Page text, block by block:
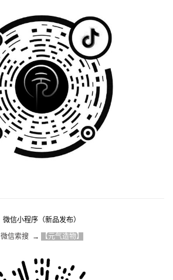
微信小程序（新品发布）
微信索搜  → 【元气造物】